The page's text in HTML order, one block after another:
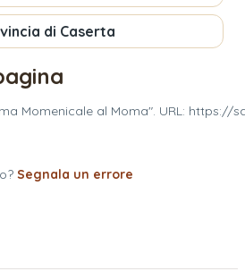
di Caserta
Momenicale al Moma". URL:
Segnala un errore